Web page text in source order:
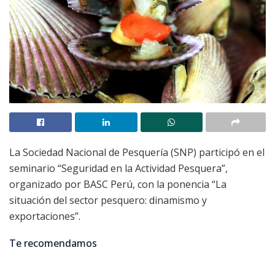
La Sociedad Nacional de Pesquería (SNP) participó en el
seminario “Seguridad en la Actividad Pesquera”,
organizado por BASC Perú, con la ponencia “La
situación del sector pesquero: dinamismo y
exportaciones”.
Te recomendamos